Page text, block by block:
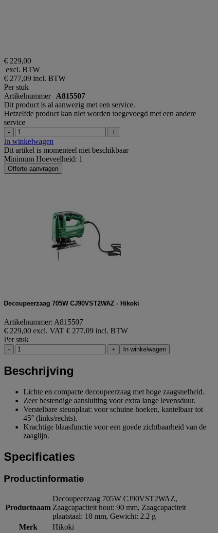
€ 229,00
excl. BTW
€ 277,09 incl. BTW
Per stuk
Artikelnummer A815507
Dit product is al aanwezig met een service.
Hetzelfde product kan niet worden toegevoegd met een andere
service
- +
In winkelwagen
Dit artikel is momenteel niet beschikbaar
Minimum Hoeveelheid: 1
Offerte aanvragen
Decoupeerzaag 705W CJ90VST2WAZ - Hikoki
Artikelnummer: A815507
€ 229,00 excl. VAT € 277,09 incl. BTW
Per stuk
- + In winkelwagen
Beschrijving
Lichte en compacte decoupeerzaag met hoge zaagsnelheid.
Zeer bestendige aansluiting voor extra lange levensduur.
Verstelbare steunplaat: voor schuine hoeken, kantelbaar tot
45° (links/rechts).
Krachtige blaasfunctie voor een goede zichtbaarheid van de
zaaglijn.
Specificaties
Productinformatie
Productnaam
Decoupeerzaag 705W CJ90VST2WAZ,
Zaagcapaciteit hout: 90 mm, Zaagcapaciteit
plaatstaal: 10 mm, Gewicht: 2.2 g
Merk
Hikoki